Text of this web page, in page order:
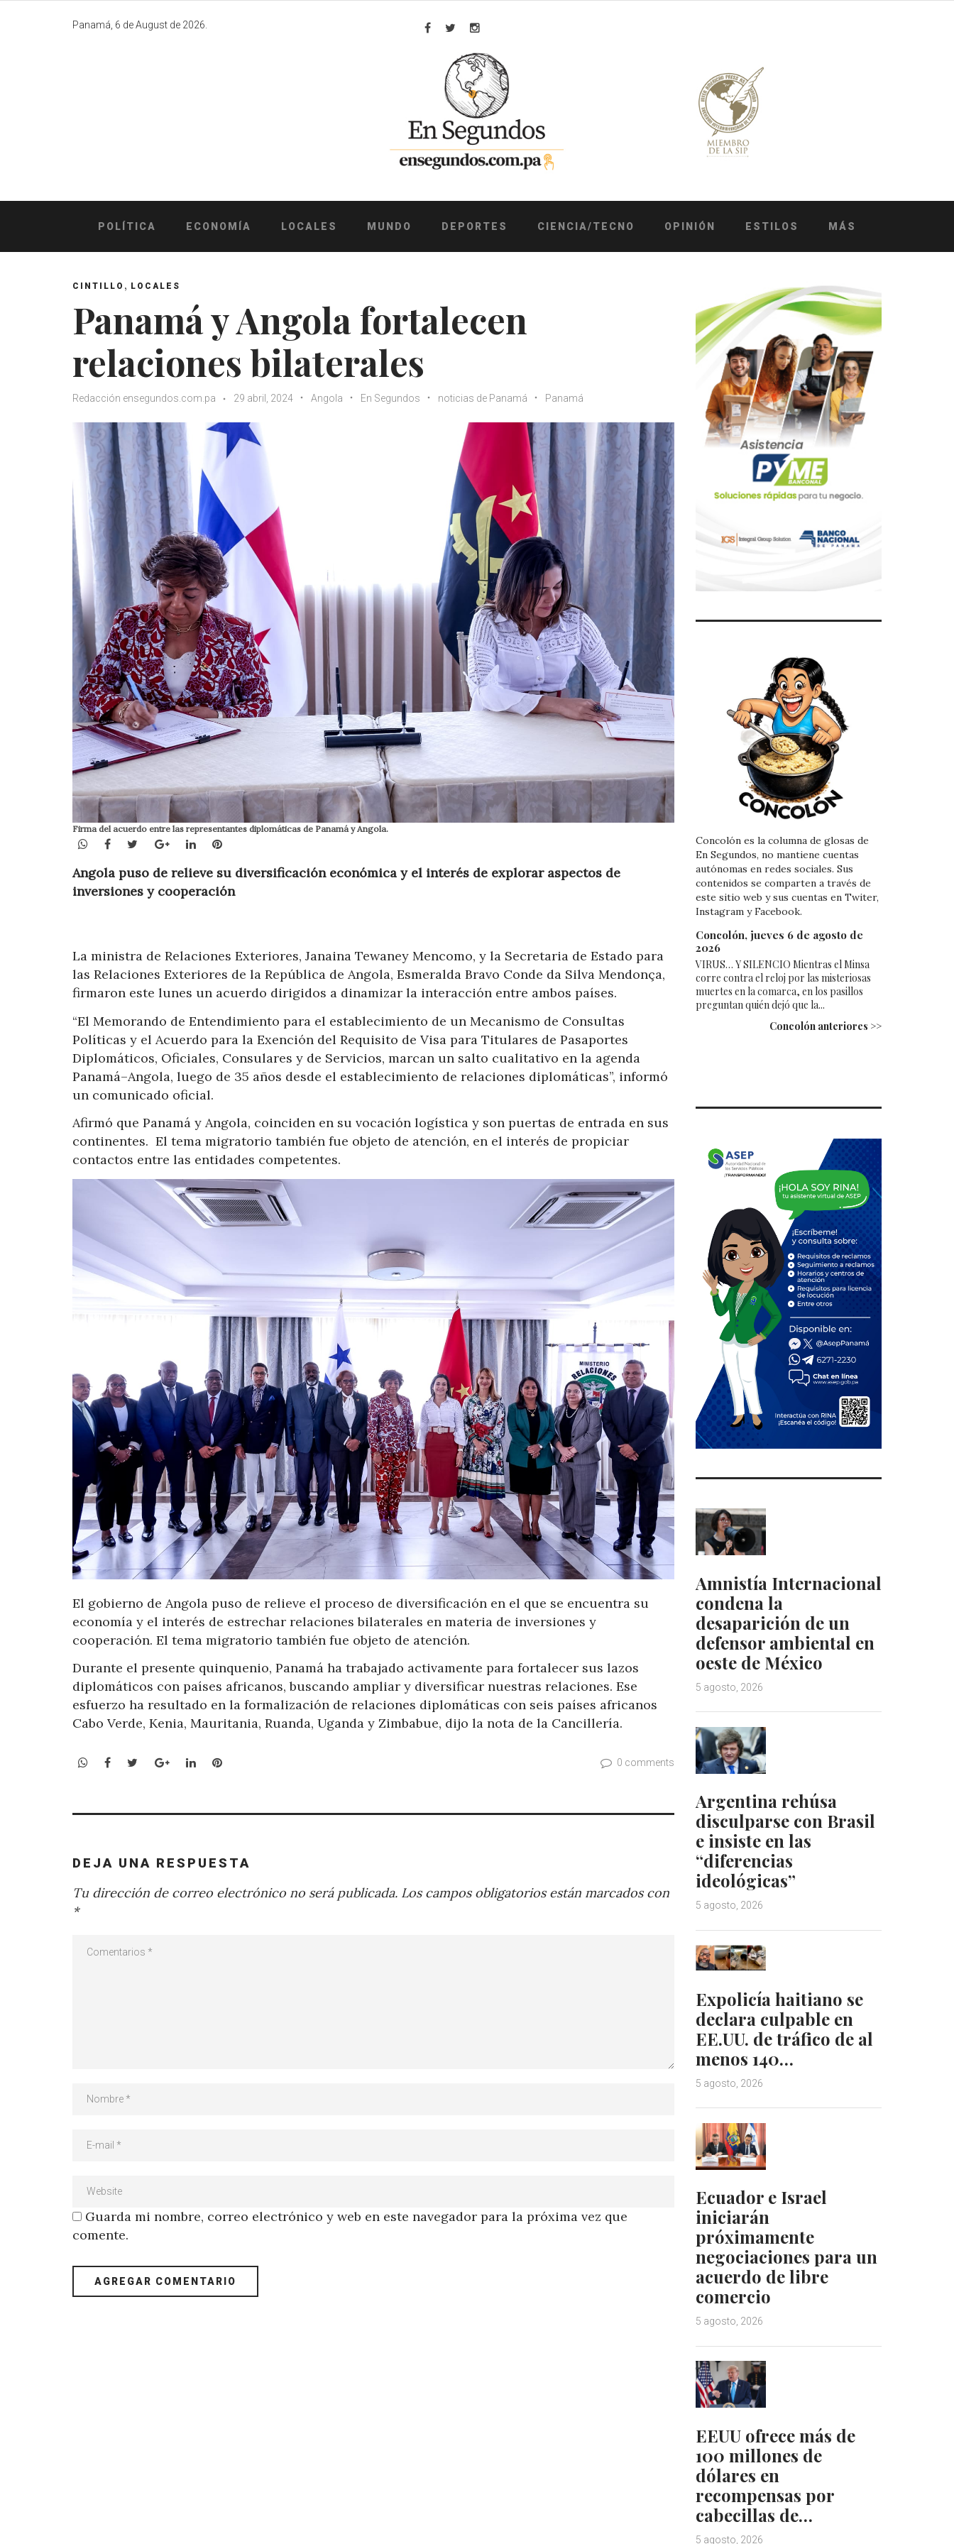
Panamá, 6 de August de 2026.
Facebook
TwitterInstagram
POLÍTICA ECONOMÍA LOCALES MUNDO DEPORTES CIENCIA/TECNO OPINIÓN ESTILOS MÁS
CINTILLO , LOCALES
Panamá y Angola fortalecen
relaciones bilaterales
Redacción ensegundos.com.pa 29 abril, 2024 Angola En Segundos noticias de Panamá Panamá
Firma del acuerdo entre las representantes diplomáticas de Panamá y Angola.
WhatsApp
Facebook
TwitterGoogle+LinkedInPinterest
Angola puso de relieve su diversificación económica y el interés de explorar aspectos de
inversiones y cooperación
La ministra de Relaciones Exteriores, Janaina Tewaney Mencomo, y la Secretaria de Estado para
las Relaciones Exteriores de la República de Angola, Esmeralda Bravo Conde da Silva Mendonça,
firmaron este lunes un acuerdo dirigidos a dinamizar la interacción entre ambos países.
“El Memorando de Entendimiento para el establecimiento de un Mecanismo de Consultas
Políticas y el Acuerdo para la Exención del Requisito de Visa para Titulares de Pasaportes
Diplomáticos, Oficiales, Consulares y de Servicios, marcan un salto cualitativo en la agenda
Panamá–Angola, luego de 35 años desde el establecimiento de relaciones diplomáticas”, informó
un comunicado oficial.
Afirmó que Panamá y Angola, coinciden en su vocación logística y son puertas de entrada en sus
continentes. El tema migratorio también fue objeto de atención, en el interés de propiciar
contactos entre las entidades competentes.
El gobierno de Angola puso de relieve el proceso de diversificación en el que se encuentra su
economía y el interés de estrechar relaciones bilaterales en materia de inversiones y
cooperación. El tema migratorio también fue objeto de atención.
Durante el presente quinquenio, Panamá ha trabajado activamente para fortalecer sus lazos
diplomáticos con países africanos, buscando ampliar y diversificar nuestras relaciones. Ese
esfuerzo ha resultado en la formalización de relaciones diplomáticas con seis países africanos
Cabo Verde, Kenia, Mauritania, Ruanda, Uganda y Zimbabue, dijo la nota de la Cancillería.
WhatsApp
Facebook
TwitterGoogle+LinkedInPinterest 0 comments
DEJA UNA RESPUESTA
Tu dirección de correo electrónico no será publicada. Los campos obligatorios están marcados con
*
Guarda mi nombre, correo electrónico y web en este navegador para la próxima vez que
comente.
Concolón es la columna de glosas de
En Segundos, no mantiene cuentas
autónomas en redes sociales. Sus
contenidos se comparten a través de
este sitio web y sus cuentas en Twiter,
Instagram y Facebook.
Concolón, jueves 6 de agosto de
2026
VIRUS… Y SILENCIO Mientras el Minsa
corre contra el reloj por las misteriosas
muertes en la comarca, en los pasillos
preguntan quién dejó que la...
Concolón anteriores >>
Amnistía Internacional
condena la
desaparición de un
defensor ambiental en
oeste de México
5 agosto, 2026
Argentina rehúsa
disculparse con Brasil
e insiste en las
“diferencias
ideológicas”
5 agosto, 2026
Expolicía haitiano se
declara culpable en
EE.UU. de tráfico de al
menos 140…
5 agosto, 2026
Ecuador e Israel
iniciarán
próximamente
negociaciones para un
acuerdo de libre
comercio
5 agosto, 2026
EEUU ofrece más de
100 millones de
dólares en
recompensas por
cabecillas de…
5 agosto, 2026